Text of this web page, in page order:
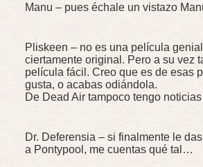
Manu – pues échale un vistazo
Pliskeen – no es una película
ciertamente original. Pero a su vez
película fácil. Creo que es de esas
gusta, o acabas odiándola.
De Dead Air tampoco tengo
Dr. Deferensia – si finalmente le
a Pontypool, me cuentas qué tal…